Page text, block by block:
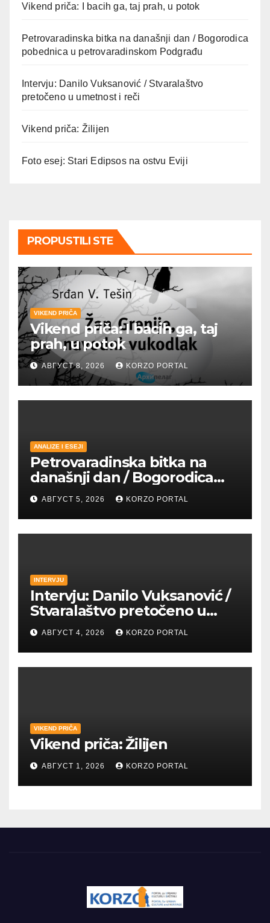
Vikend priča: I bacih ga, taj prah, u potok
Petrovaradinska bitka na današnji dan / Bogorodica
pobednica u petrovaradinskom Podgrađu
Intervju: Danilo Vuksanović / Stvaralaštvo
pretočeno u umetnost i reči
Vikend priča: Žilijen
Foto esej: Stari Edipsos na ostvu Eviji
PROPUSTILI STE
VIKEND PRIČA
Vikend priča: I bacih ga, taj
prah, u potok
АВГУСТ 8, 2026 KORZO PORTAL
ANALIZE I ESEJI
Petrovaradinska bitka na
današnji dan / Bogorodica
pobednica u
petrovaradinskom Podgrađu
АВГУСТ 5, 2026 KORZO PORTAL
INTERVJU
Intervju: Danilo Vuksanović /
Stvaralaštvo pretočeno u
umetnost i reči
АВГУСТ 4, 2026 KORZO PORTAL
VIKEND PRIČA
Vikend priča: Žilijen
АВГУСТ 1, 2026 KORZO PORTAL